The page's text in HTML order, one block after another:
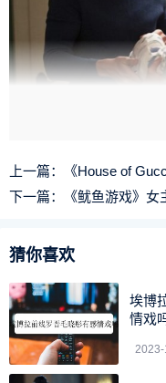
在片尾，绘在蛋糕面
自第二季提及到，Love
上一篇：
《House of Gucci》
下一篇：
《鱿鱼游戏》女
猜你喜欢
埃博
情戏